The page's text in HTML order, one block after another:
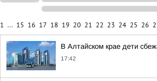
1 ... 15 16 17 18 19 20 21 22 23 24 25 26
В Алтайском крае дети
17:42